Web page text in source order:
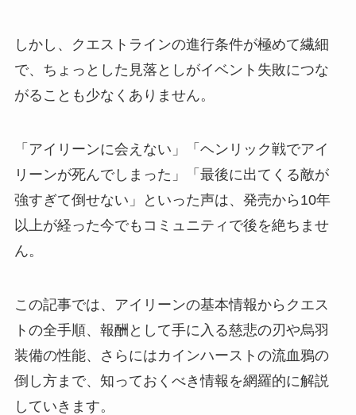
しかし、クエストラインの進行条件が極めて繊細
で、ちょっとした見落としがイベント失敗につな
がることも少なくありません。
「アイリーンに会えない」「ヘンリック戦でアイ
リーンが死んでしまった」「最後に出てくる敵が
強すぎて倒せない」といった声は、発売から10年
以上が経った今でもコミュニティで後を絶ちませ
ん。
この記事では、アイリーンの基本情報からクエス
トの全手順、報酬として手に入る慈悲の刃や烏羽
装備の性能、さらにはカインハーストの流血鴉の
倒し方まで、知っておくべき情報を網羅的に解説
していきます。